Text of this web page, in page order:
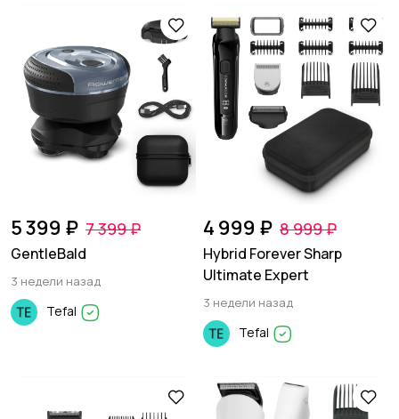
5 399 ₽ 7 399 ₽
GentleBald
3 недели назад
Tefal
4 999 ₽ 8 999 ₽
Hybrid Forever Sharp
Ultimate Expert
3 недели назад
Tefal